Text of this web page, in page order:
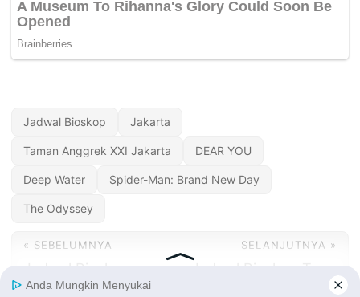
Jadwal Bioskop Jakarta
Taman Anggrek XXI Jakarta DEAR YOU
Deep Water Spider-Man: Brand New Day
The Odyssey
« SEBELUMNYA
Suzuya Tanjung
SELANJUTNYA »
City XXI Tangerang